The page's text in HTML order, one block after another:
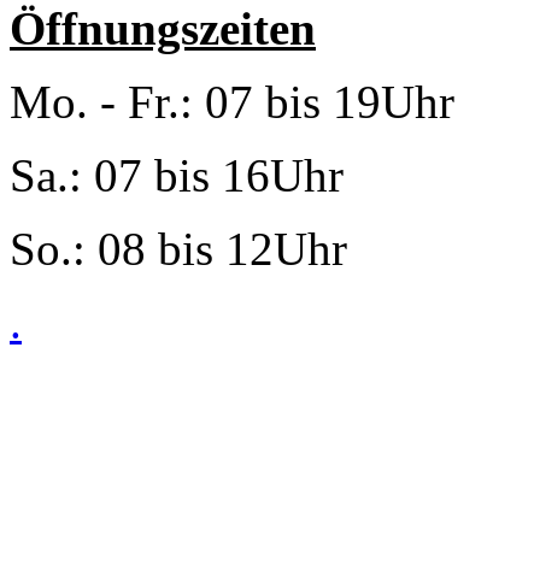
Öffnungszeiten
Mo. - Fr.: 07 bis 19Uhr
Sa.: 07 bis 16Uhr
So.: 08 bis 12Uhr
.